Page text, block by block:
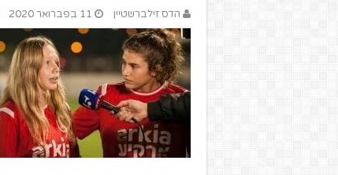
הדס זילברשטיין 11 בפברואר 2020